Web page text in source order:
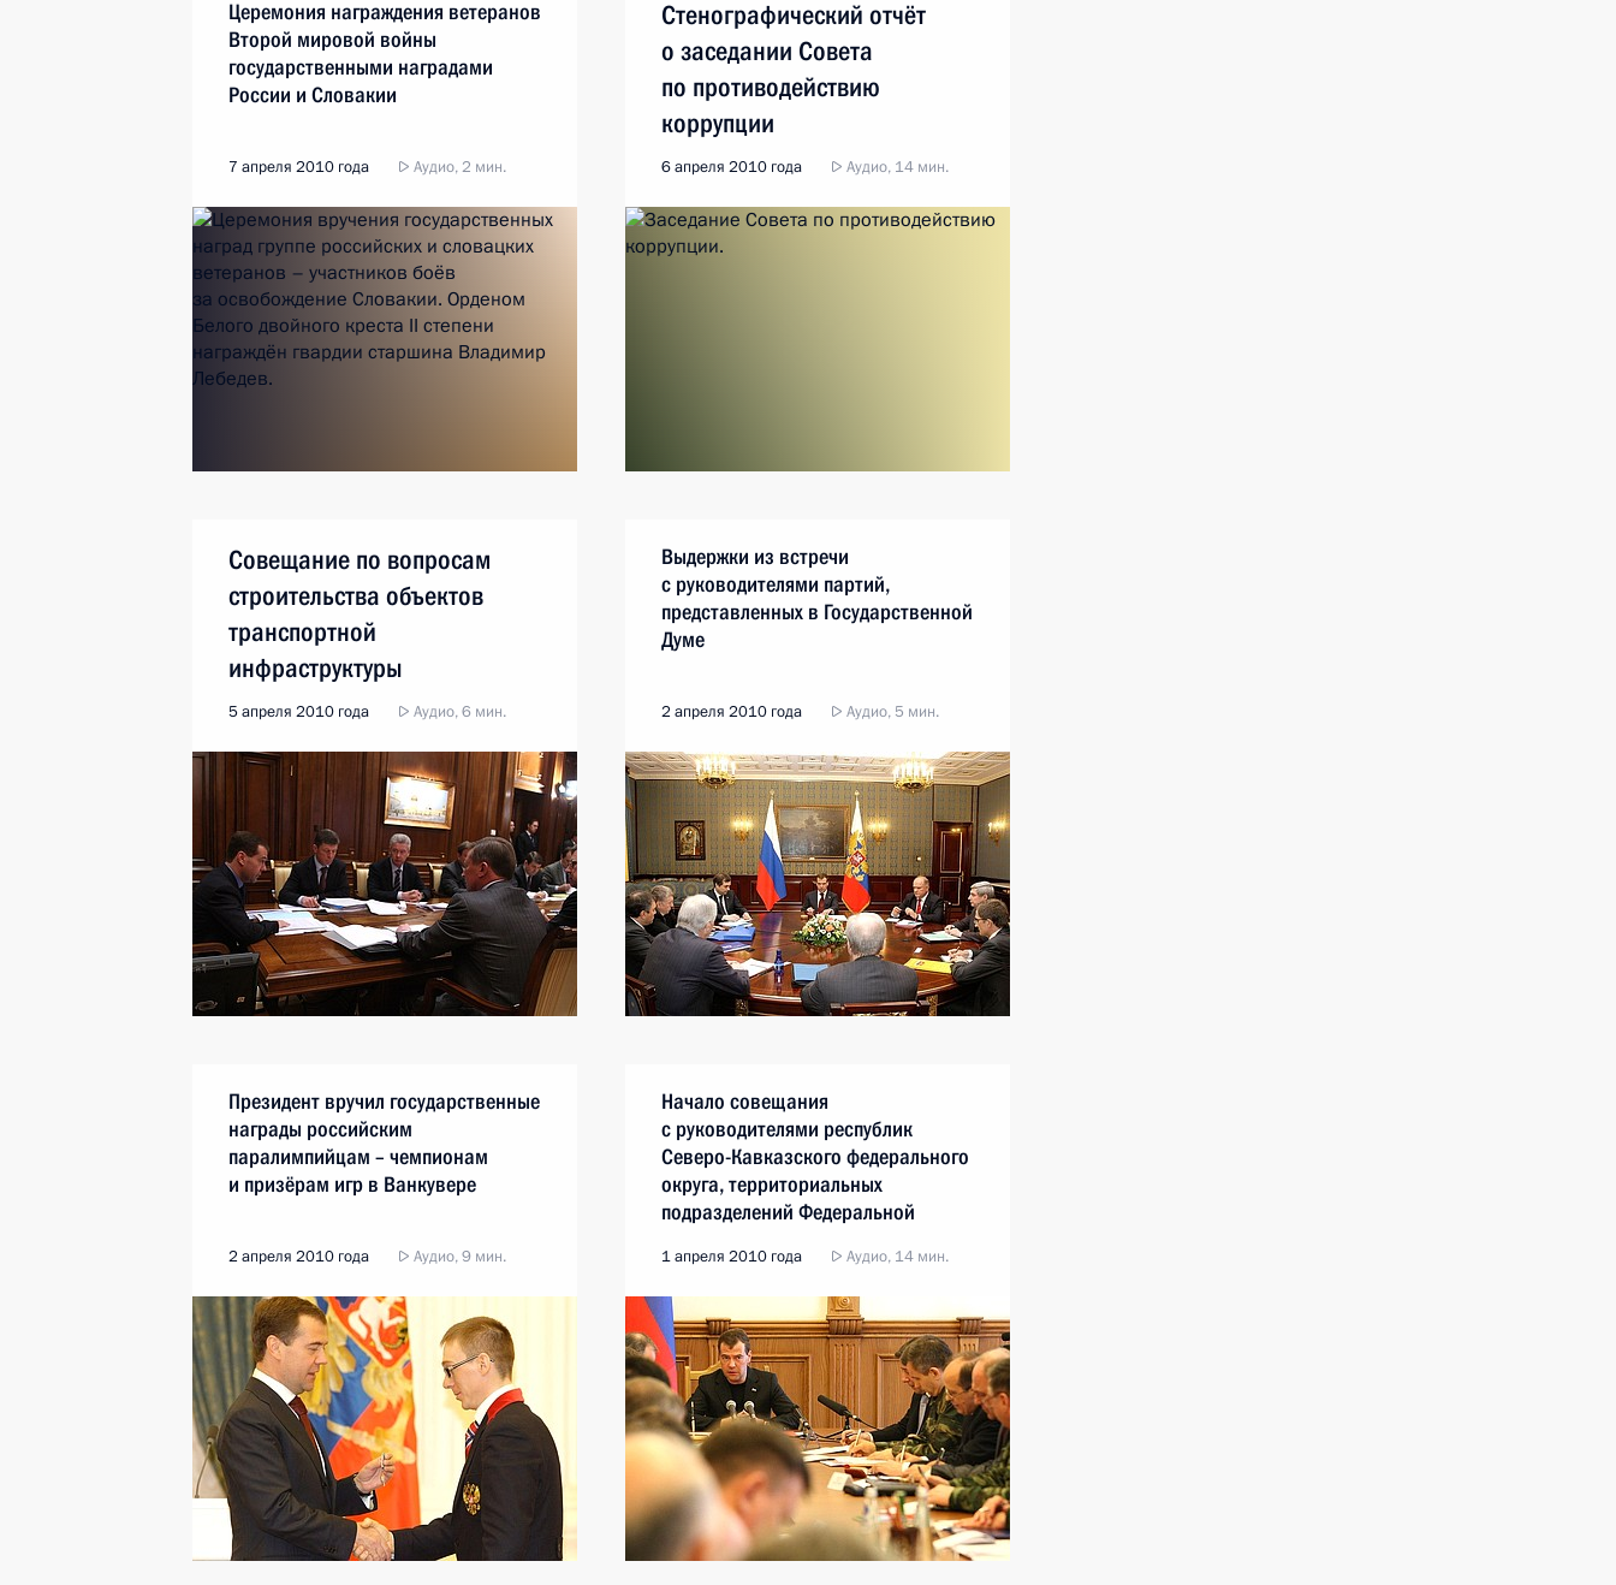
Церемония награждения ветеранов
Второй мировой войны
государственными наградами
России и Словакии
7 апреля 2010 года Аудио, 2 мин.
Стенографический отчёт
о заседании Совета
по противодействию
коррупции
6 апреля 2010 года Аудио, 14 мин.
Совещание по вопросам
строительства объектов
транспортной
инфраструктуры
5 апреля 2010 года Аудио, 6 мин.
Выдержки из встречи
с руководителями партий,
представленных в Государственной
Думе
2 апреля 2010 года Аудио, 5 мин.
Президент вручил государственные
награды российским
паралимпийцам – чемпионам
и призёрам игр в Ванкувере
2 апреля 2010 года Аудио, 9 мин.
Начало совещания
с руководителями республик
Северо-Кавказского федерального
округа, территориальных
подразделений Федеральной
внутренних дел
1 апреля 2010 года Аудио, 14 мин.